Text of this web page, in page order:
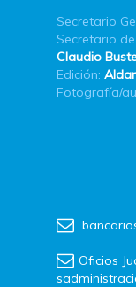
Secretario
Secretario
Claudio
Edición:
Fotografía/
Oficios